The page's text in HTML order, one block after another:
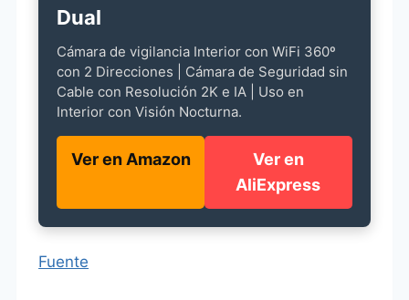
Dual
Cámara de vigilancia Interior con WiFi 360º
con 2 Direcciones | Cámara de Seguridad sin
Cable con Resolución 2K e IA | Uso en
Interior con Visión Nocturna.
Ver en Amazon
Ver en
AliExpress
Fuente